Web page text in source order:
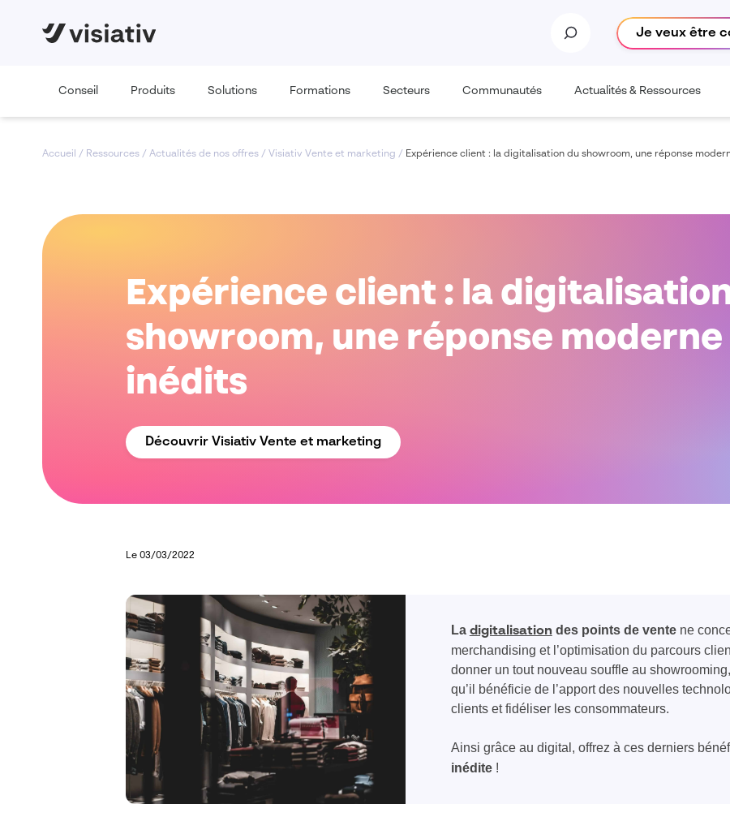
Je veux être
Conseil Produits Solutions Formations Secteurs Communautés Actualités & Ressources
Accueil / Ressources / Actualités de nos offres / Visiativ Vente et marketing / Expérience client : la digitalisation du showroom, une réponse
Expérience client : la
showroom, une réponse moderne
inédits
Découvrir Visiativ Vente et marketing
Le 03/03/2022
La digitalisation des points de ventene
merchandising et l’optimisation du parcours
donner un tout nouveau souffle au
qu’il bénéficie de l’apport des nouvelles
clients et fidéliser les consommateurs.
Ainsi grâce au digital, offrez à ces derniers
inédite!